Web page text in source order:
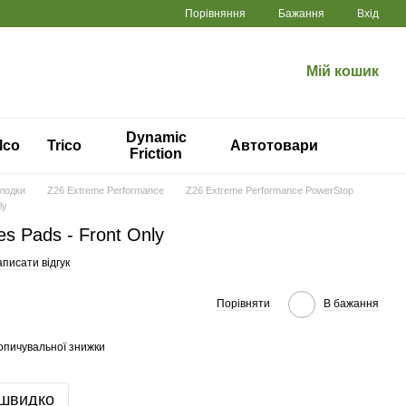
Порівняння Бажання Вхід
Мій кошик
Trico
Dynamic
Friction
Автотовари
Z26 Extreme Performance
Z26 Extreme Performance PowerStop
Pads - Front Only
відгук
Порівняти В бажання
знижки